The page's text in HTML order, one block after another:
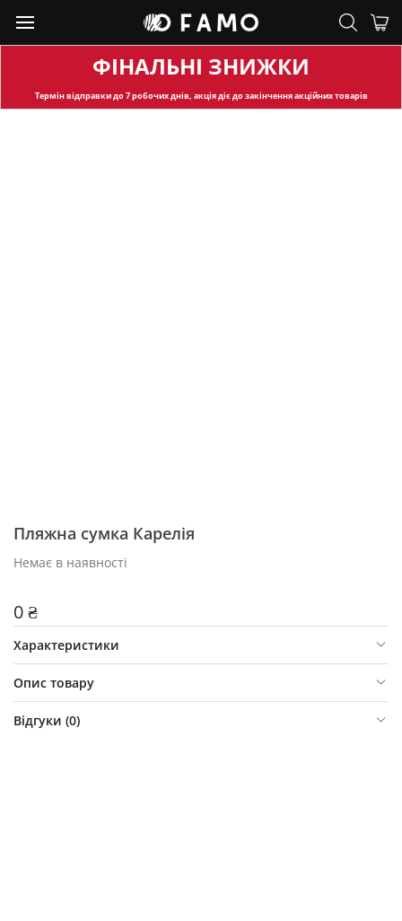
ФІНАЛЬНІ ЗНИЖКИ
Термін відправкидо 7 робочих днів, акція діє до закінчення акційних товарів
Пляжна сумка Карелія
Немає в наявності
0 ₴
Характеристики
Опис товару
Відгуки (0)